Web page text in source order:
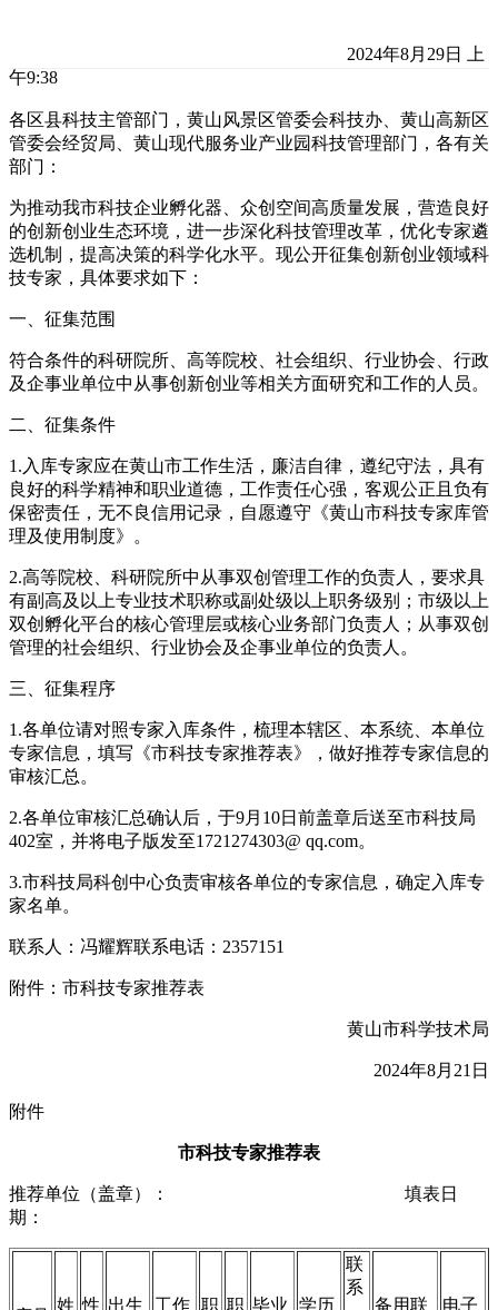
2024年8月29日 上
午9:38
各区县科技主管部门，黄山风景区管委会科技办、黄山高新区
管委会经贸局、黄山现代服务业产业园科技管理部门，各有关
部门：
为推动我市科技企业孵化器、众创空间高质量发展，营造良好
的创新创业生态环境，进一步深化科技管理改革，优化专家遴
选机制，提高决策的科学化水平。现公开征集创新创业领域科
技专家，具体要求如下：
一、征集范围
符合条件的科研院所、高等院校、社会组织、行业协会、行政
及企事业单位中从事创新创业等相关方面研究和工作的人员。
二、征集条件
1.入库专家应在黄山市工作生活，廉洁自律，遵纪守法，具有
良好的科学精神和职业道德，工作责任心强，客观公正且负有
保密责任，无不良信用记录，自愿遵守《黄山市科技专家库管
理及使用制度》。
2.高等院校、科研院所中从事双创管理工作的负责人，要求具
有副高及以上专业技术职称或副处级以上职务级别；市级以上
双创孵化平台的核心管理层或核心业务部门负责人；从事双创
管理的社会组织、行业协会及企事业单位的负责人。
三、征集程序
1.各单位请对照专家入库条件，梳理本辖区、本系统、本单位
专家信息，填写《市科技专家推荐表》，做好推荐专家信息的
审核汇总。
2.各单位审核汇总确认后，于9月10日前盖章后送至市科技局
402室，并将电子版发至1721274303@ qq.com。
3.市科技局科创中心负责审核各单位的专家信息，确定入库专
家名单。
联系人：冯耀辉联系电话：2357151
附件：市科技专家推荐表
黄山市科学技术局
2024年8月21日
附件
市科技专家推荐表
推荐单位（盖章）： 填表日
期：
姓 性 出生 工作 职 职 毕业 学历
联
系
备用联
电子